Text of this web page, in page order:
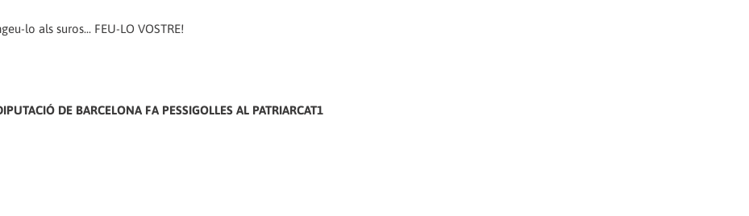
lo als suros... FEU-LO VOSTRE!
DE BARCELONA FA PESSIGOLLES AL PATRIARCAT1